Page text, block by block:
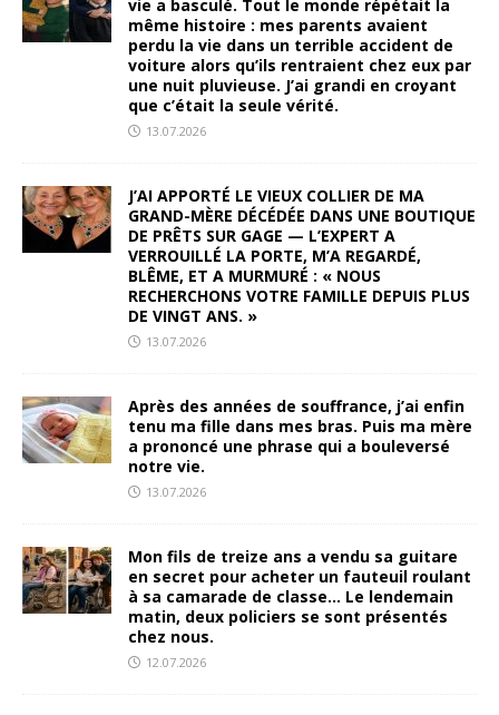
vie a basculé. Tout le monde répétait la
même histoire : mes parents avaient
perdu la vie dans un terrible accident de
voiture alors qu’ils rentraient chez eux par
une nuit pluvieuse. J’ai grandi en croyant
que c’était la seule vérité.
13.07.2026
J’AI APPORTÉ LE VIEUX COLLIER DE MA
GRAND-MÈRE DÉCÉDÉE DANS UNE BOUTIQUE
DE PRÊTS SUR GAGE — L’EXPERT A
VERROUILLÉ LA PORTE, M’A REGARDÉ,
BLÊME, ET A MURMURÉ : « NOUS
RECHERCHONS VOTRE FAMILLE DEPUIS PLUS
DE VINGT ANS. »
13.07.2026
Après des années de souffrance, j’ai enfin
tenu ma fille dans mes bras. Puis ma mère
a prononcé une phrase qui a bouleversé
notre vie.
13.07.2026
Mon fils de treize ans a vendu sa guitare
en secret pour acheter un fauteuil roulant
à sa camarade de classe… Le lendemain
matin, deux policiers se sont présentés
chez nous.
12.07.2026